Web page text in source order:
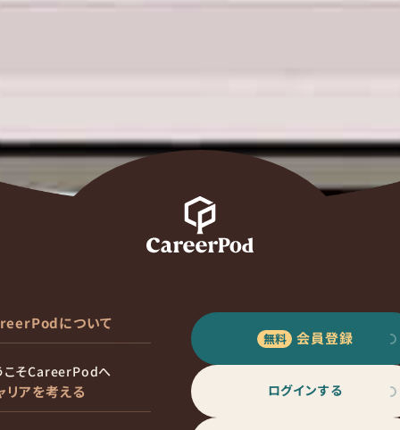
について
こそCareerPodへ
リアを考える
会員登録
ログインする